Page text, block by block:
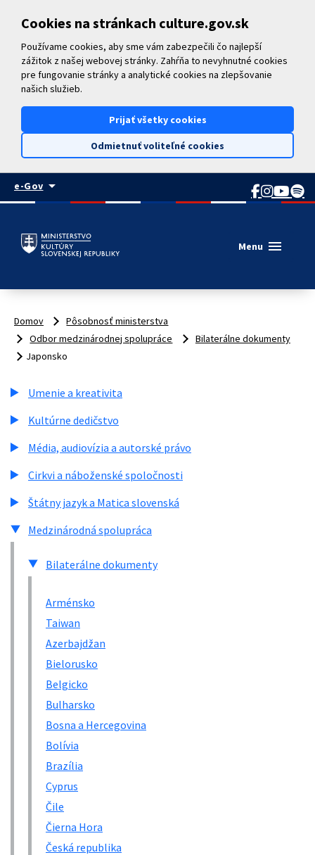
Cookies na stránkach culture.gov.sk
Používame cookies, aby sme vám zabezpečili čo najlepší
zážitok z našej webovej stránky. Zahŕňa to nevyhnutné cookies
pre fungovanie stránky a analytické cookies na zlepšovanie
našich služieb.
Prijať všetky cookies
Odmietnuť voliteľné cookies
e-Govarrow_drop_down
Menu menu
Domov
Pôsobnosť ministerstva
Odbor medzinárodnej spolupráce
Bilaterálne dokumenty
Japonsko
Umenie a kreativita
Kultúrne dedičstvo
Média, audiovízia a autorské právo
Cirkvi a náboženské spoločnosti
Štátny jazyk a Matica slovenská
Medzinárodná spolupráca
Bilaterálne dokumenty
Arménsko
Taiwan
Azerbajdžan
Bielorusko
Belgicko
Bulharsko
Bosna a Hercegovina
Bolívia
Brazília
Cyprus
Čile
Čierna Hora
Česká republika